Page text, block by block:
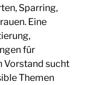
Sparring,
Eine
für
Vorstand sucht
Themen